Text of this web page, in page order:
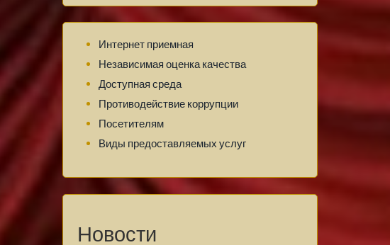
Интернет приемная
Независимая оценка качества
Доступная среда
Противодействие коррупции
Посетителям
Виды предоставляемых услуг
Новости